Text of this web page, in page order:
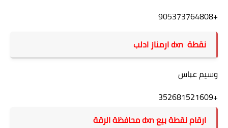
+905373764808
نقطة dxn ارمناز ادلب
وسيم عباس
+352681521609
ارقام نقطة بيع dxn محافظة الرقة